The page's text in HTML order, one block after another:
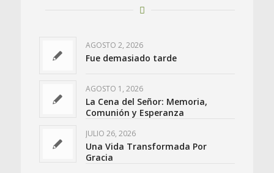
AGOSTO 2, 2026
Fue demasiado tarde
AGOSTO 1, 2026
La Cena del Señor: Memoria,
Comunión y Esperanza
JULIO 26, 2026
Una Vida Transformada Por
Gracia